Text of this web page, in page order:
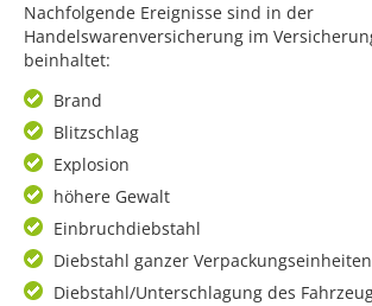
Nachfolgende Ereignisse sind in der
Handelswarenversicherung im
beinhaltet:
Brand
Blitzschlag
Explosion
höhere Gewalt
Einbruchdiebstahl
Diebstahl ganzer
Diebstahl/Unterschlagung des